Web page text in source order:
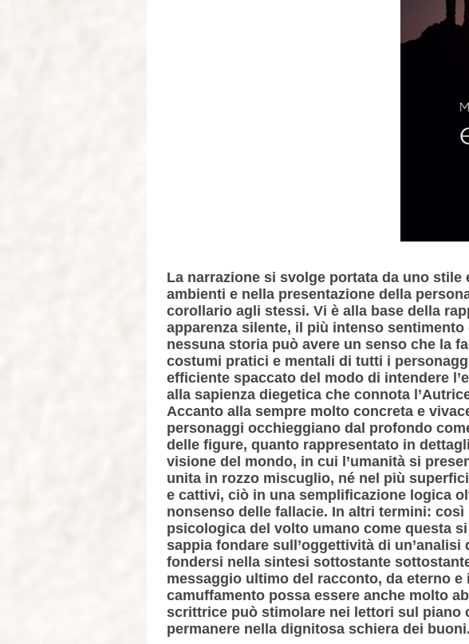
La narrazione si svolge portata da uno
ambienti e nella presentazione della
corollario agli stessi. Vi è alla base della
apparenza silente, il più intenso
nessuna storia può avere un senso che la
costumi pratici e mentali di tutti i
efficiente spaccato del modo di intendere
alla sapienza diegetica che connota
Accanto alla sempre molto concreta e
personaggi occhieggiano dal profondo
delle figure, quanto rappresentato in
visione del mondo, in cui l’umanità si
unita in rozzo miscuglio, né nel più
e cattivi, ciò in una semplificazione logica
nonsenso delle fallacie. In altri termini:
psicologica del volto umano come questa
sappia fondare sull’oggettività di
fondersi nella sintesi sottostante
messaggio ultimo del racconto, da eterno
camuffamento possa essere anche molto
scrittrice può stimolare nei lettori sul
permanere nella dignitosa schiera dei buoni.